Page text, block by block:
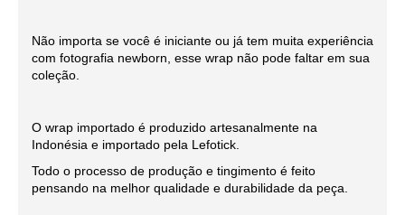
Não importa se você é iniciante ou já tem muita experiência
com fotografia newborn, esse wrap não pode faltar em sua
coleção.
O wrap importado é produzido artesanalmente na
Indonésia e importado pela Lefotick.
Todo o processo de produção e tingimento é feito
pensando na melhor qualidade e durabilidade da peça.